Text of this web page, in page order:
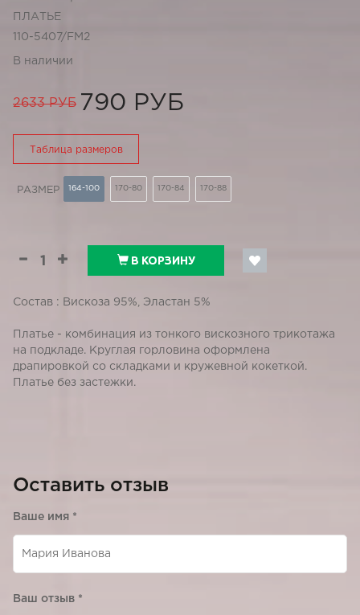
ПЛАТЬЕ
110-5407/FM2
В наличии
2633 РУБ 790 РУБ
Таблица размеров
РАЗМЕР 164-100 170-80 170-84 170-88
В КОРЗИНУ
Состав : Вискоза 95%, Эластан 5%
Платье - комбинация из тонкого вискозного трикотажа
на подкладе. Круглая горловина оформлена
драпировкой со складками и кружевной кокеткой.
Платье без застежки.
Оставить отзыв
Ваше имя *
Ваш отзыв *